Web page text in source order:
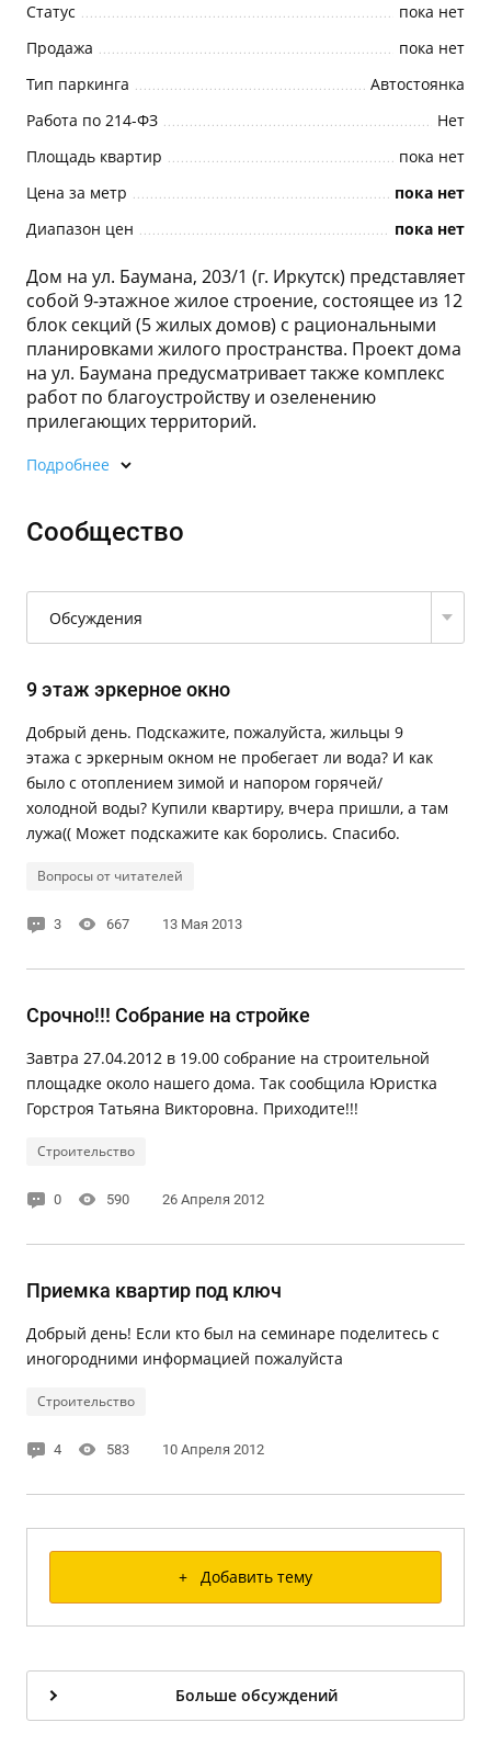
Статус
пока нет
Продажа
пока нет
Тип паркинга
Автостоянка
Работа по 214-ФЗ
Нет
Площадь квартир
пока нет
Цена за метр
пока нет
Диапазон цен
пока нет
Дом на ул. Баумана, 203/1 (г. Иркутск) представляет
собой 9-этажное жилое строение, состоящее из 12
блок секций (5 жилых домов) с рациональными
планировками жилого пространства. Проект дома
на ул. Баумана предусматривает также комплекс
работ по благоустройству и озеленению
прилегающих территорий.
Подробнее
Сообщество
Обсуждения
9 этаж эркерное окно
Добрый день. Подскажите, пожалуйста, жильцы 9
этажа с эркерным окном не пробегает ли вода? И как
было с отоплением зимой и напором горячей/
холодной воды? Купили квартиру, вчера пришли, а там
лужа(( Может подскажите как боролись. Спасибо.
Вопросы от читателей
3 667 13 Мая 2013
Срочно!!! Собрание на стройке
Завтра 27.04.2012 в 19.00 собрание на строительной
площадке около нашего дома. Так сообщила Юристка
Горстроя Татьяна Викторовна. Приходите!!!
Строительство
0 590 26 Апреля 2012
Приемка квартир под ключ
Добрый день! Если кто был на семинаре поделитесь с
иногородними информацией пожалуйста
Строительство
4 583 10 Апреля 2012
+ Добавить тему
Больше обсуждений